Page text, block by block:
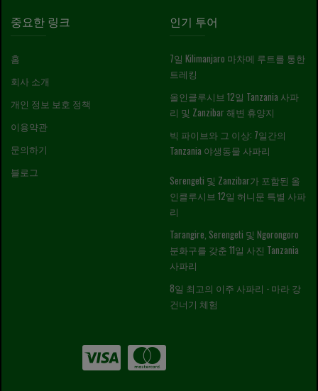
중요한 링크
홈
회사 소개
개인 정보 보호 정책
이용약관
문의하기
블로그
인기 투어
7일 Kilimanjaro 마차메 루트를 통한
트레킹
올인클루시브 12일 Tanzania 사파
리 및 Zanzibar 해변 휴양지
빅 파이브와 그 이상: 7일간의
Tanzania 야생동물 사파리
Serengeti 및 Zanzibar가 포함된 올
인클루시브 12일 허니문 특별 사파
리
Tarangire, Serengeti 및 Ngorongoro
분화구를 갖춘 11일 사진 Tanzania
사파리
8일 최고의 이주 사파리 - 마라 강
건너기 체험